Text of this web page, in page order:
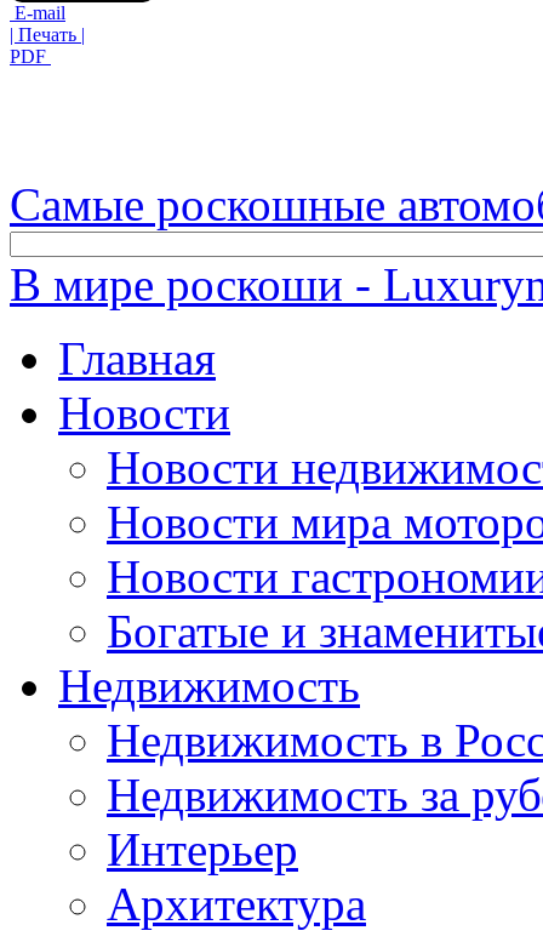
E-mail
| Печать |
PDF
Самые роскошные
В мире роскоши -
Главная
Новости
Новости
Новости мира
Новости
Богатые и
Недвижимость
Недвижимость в
Недвижимость за
Интерьер
Архитектура